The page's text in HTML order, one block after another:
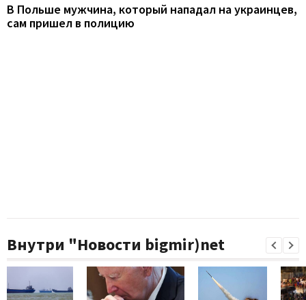
В Польше мужчина, который нападал на украинцев,
сам пришел в полицию
Внутри "Новости bigmir)net